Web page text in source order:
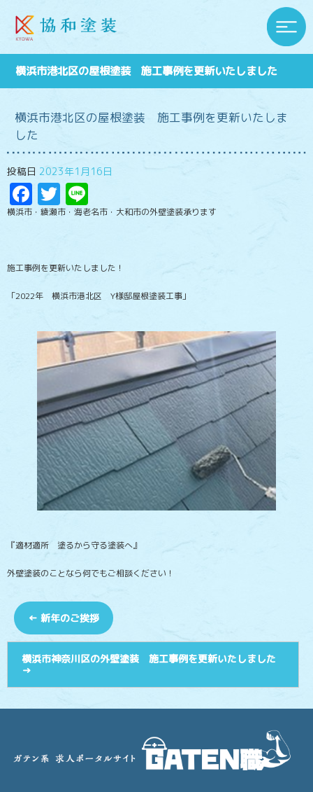
横浜市港北区の屋根塗装 施工事例を更新いたしました
横浜市港北区の屋根塗装 施工事例を更新いたしま
した
投稿日 2023年1月16日
Facebook
Twitter
横浜市・綾瀬市・海老名市・大和市の外壁塗装承ります
施工事例を更新いたしました！
「2022年 横浜市港北区 Y様邸屋根塗装工事」
『適材適所 塗るから守る塗装へ』
外壁塗装のことなら何でもご相談ください！
← 新年のご挨拶
横浜市神奈川区の外壁塗装 施工事例を更新いたしました
→